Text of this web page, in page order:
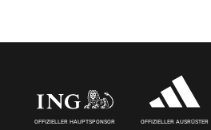
OFFIZIELLER HAUPTSPONSOR OFFIZIELLER AUSRÜSTER